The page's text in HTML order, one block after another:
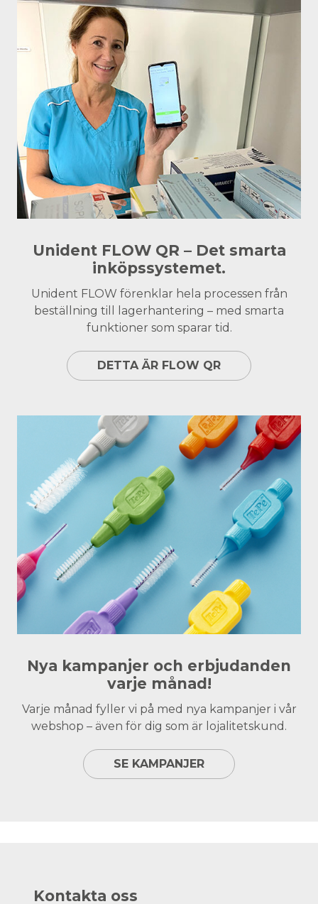
Unident FLOW QR – Det smarta
inköpssystemet.
Unident FLOW förenklar hela processen från
beställning till lagerhantering – med smarta
funktioner som sparar tid.
DETTA ÄR FLOW QR
Nya kampanjer och erbjudanden
varje månad!
Varje månad fyller vi på med nya kampanjer i vår
webshop – även för dig som är lojalitetskund.
SE KAMPANJER
Kontakta oss